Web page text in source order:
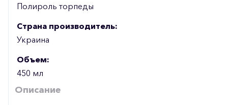
Полироль торпеды
Страна производитель:
Украина
Объем:
450 мл
Описание